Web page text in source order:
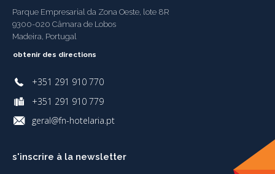
Parque Empresarial da Zona Oeste, lote 8R
9300-020 Câmara de Lobos
Madeira, Portugal
obtenir des directions
+351 291 910 770
+351 291 910 779
geral@fn-hotelaria.pt
s'inscrire à la newsletter